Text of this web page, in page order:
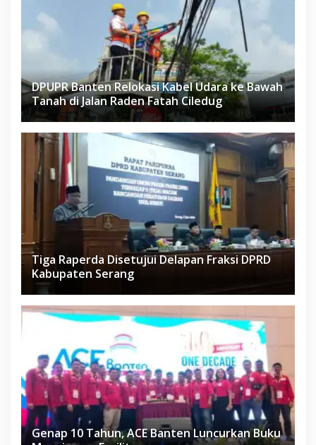
DPUPR Banten Relokasi Kabel Udara ke Bawah
Tanah di Jalan Raden Fatah Ciledug
Tiga Raperda Disetujui Delapan Fraksi DPRD
Kabupaten Serang
Genap 10 Tahun, ACE Banten Luncurkan Buku